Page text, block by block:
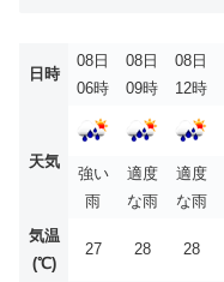
日時
08日
06時
08日
09時
08日
12時
天気
強い
雨
適度
な雨
適度
な雨
気温
(℃)
27 28 28